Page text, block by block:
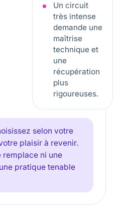
Un circuit
très intense
demande une
maîtrise
technique et
une
récupération
plus
rigoureuses.
selon votre
plaisir à revenir.
remplace ni une
pratique tenable